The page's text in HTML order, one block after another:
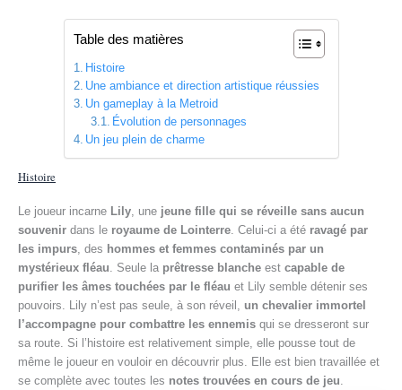
Table des matières
Histoire
Une ambiance et direction artistique réussies
Un gameplay à la Metroid
Évolution de personnages
Un jeu plein de charme
Histoire
Le joueur incarne Lily , une jeune fille qui se réveille sans aucun
souvenir dans le royaume de Lointerre . Celui-ci a été ravagé par
les impurs , des hommes et femmes contaminés par un
mystérieux fléau . Seule la prêtresse blanche est capable de
purifier les âmes touchées par le fléau et Lily semble détenir ses
pouvoirs. Lily n’est pas seule, à son réveil, un chevalier immortel
l’accompagne pour combattre les ennemis qui se dresseront sur
sa route. Si l’histoire est relativement simple, elle pousse tout de
même le joueur en vouloir en découvrir plus. Elle est bien travaillée et
se complète avec toutes les notes trouvées en cours de jeu